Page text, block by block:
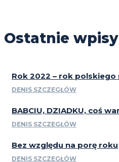
Ostatnie wpisy
Rok 2022 – rok
DENIS SZCZEGŁÓW
BABCIU, DZIADKU, coś
DENIS SZCZEGŁÓW
Bez względu na porę roku
DENIS SZCZEGŁÓW